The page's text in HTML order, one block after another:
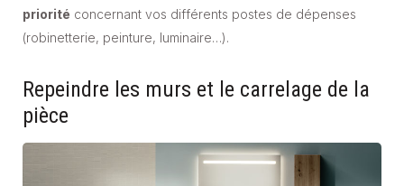
priorité concernant vos différents postes de dépenses
(robinetterie, peinture, luminaire…).
Repeindre les murs et le carrelage de la
pièce